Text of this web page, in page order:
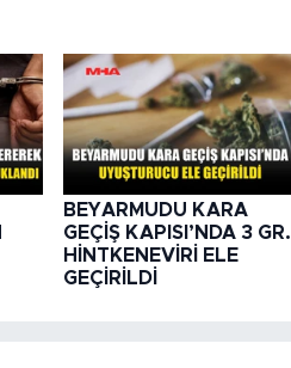
BEYARMUDU KARA
GEÇİŞ KAPISI’NDA 3 GR.
HİNTKENEVİRİ ELE
GEÇİRİLDİ